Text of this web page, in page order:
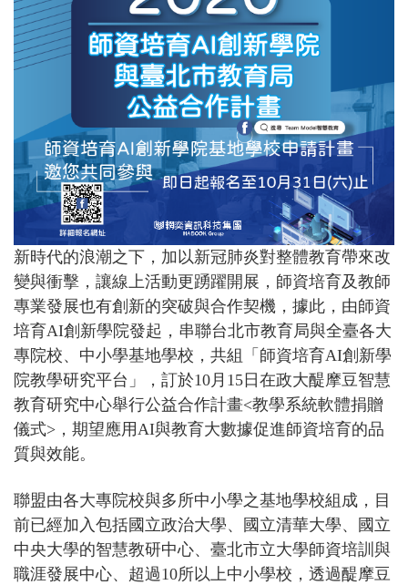
新時代的浪潮之下，加以新冠肺炎對整體教育帶來改
變與衝擊，讓線上活動更踴躍開展，師資培育及教師
專業發展也有創新的突破與合作契機，據此，由師資
培育AI創新學院發起，串聯台北市教育局與全臺各大
專院校、中小學基地學校，共組「師資培育AI創新學
院教學研究平台」，訂於10月15日在政大醍摩豆智慧
教育研究中心舉行公益合作計畫<教學系統軟體捐贈
儀式> ，期望應用AI與教育大數據促進師資培育的品
質與效能。
聯盟由各大專院校與多所中小學之基地學校組成，目
前已經加入包括國立政治大學、國立清華大學、國立
中央大學的智慧教研中心、臺北市立大學師資培訓與
職涯發展中心、超過10所以上中小學校，透過醍摩豆